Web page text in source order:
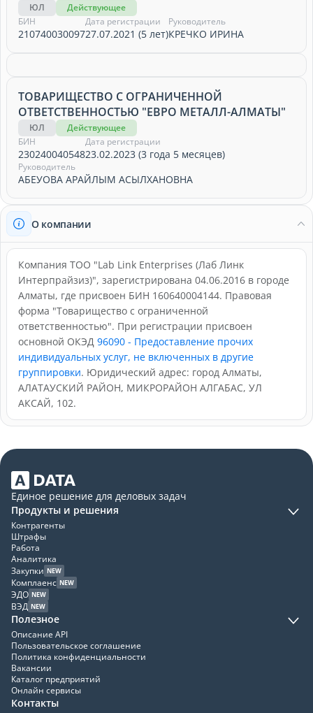
ЮЛ
Действующее
БИН
210740030097
Дата регистрации
27.07.2021 (5 лет)
Руководитель
КРЕЧКО ИРИНА
ТОВАРИЩЕСТВО С ОГРАНИЧЕННОЙ
ОТВЕТСТВЕННОСТЬЮ "ЕВРО МЕТАЛЛ-АЛМАТЫ"
ЮЛ
Действующее
БИН
230240040548
Дата регистрации
23.02.2023 (3 года 5 месяцев)
Руководитель
АБЕУОВА АРАЙЛЫМ АСЫЛХАНОВНА
О компании
Компания ТОО "Lab Link Enterprises (Лаб Линк
Интерпрайзиз)", зарегистрирована 04.06.2016 в городе
Алматы, где присвоен БИН 160640004144. Правовая
форма "Товарищество с ограниченной
ответственностью". При регистрации присвоен
основной ОКЭД 96090 - Предоставление прочих
индивидуальных услуг, не включенных в другие
группировки. Юридический адрес: город Алматы,
АЛАТАУСКИЙ РАЙОН, МИКРОРАЙОН АЛГАБАС, УЛ
АКСАЙ, 102.
Единое решение для деловых задач
Продукты и решения
Контрагенты
Штрафы
Работа
Аналитика
Закупки NEW
Комплаенс NEW
ЭДО NEW
ВЭД NEW
Полезное
Описание API
Пользовательское соглашение
Политика конфиденциальности
Вакансии
Каталог предприятий
Онлайн сервисы
Контакты